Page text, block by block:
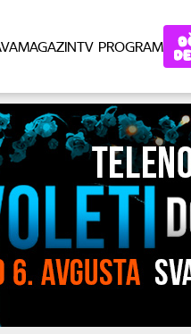
MAGAZINTV PROGRAM